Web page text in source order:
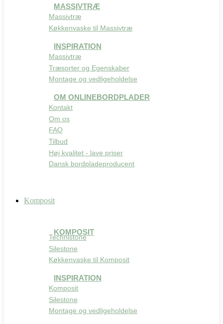
MASSIVTRÆ
Massivtræ
Køkkenvaske til Massivtræ
INSPIRATION
Massivtræ
Træsorter og Egenskaber
Montage og vedligeholdelse
OM ONLINEBORDPLADER
Kontakt
Om os
FAQ
Tilbud
Høj kvalitet - lave priser
Dansk bordpladeproducent
Komposit
KOMPOSIT
Technistone
Silestone
Køkkenvaske til Komposit
INSPIRATION
Komposit
Silestone
Montage og vedligeholdelse